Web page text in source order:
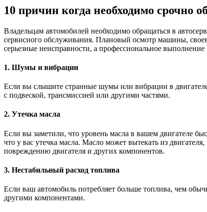
10 причин когда необходимо срочно
Владельцам автомобилей необходимо обращаться в
сервисного обслуживания. Плановый осмотр машины,
серьезные неисправности, а профессиональное
1. Шумы и вибрации
Если вы слышите странные шумы или вибрации в
с подвеской, трансмиссией или другими частями.
2. Утечка масла
Если вы заметили, что уровень масла в вашем двигателе
что у вас утечка масла. Масло может вытекать из
повреждению двигателя и других компонентов.
3. Нестабильный расход топлива
Если ваш автомобиль потребляет больше топлива, чем
другими компонентами.